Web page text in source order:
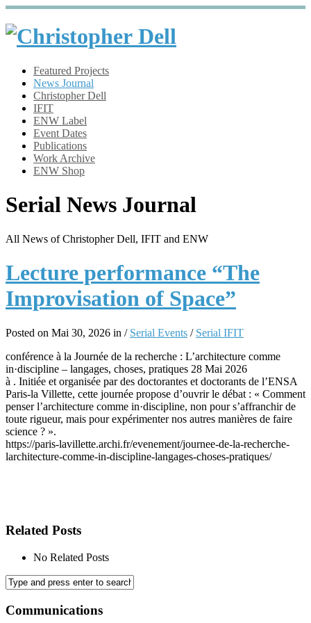
Featured Projects
News Journal
Christopher Dell
IFIT
ENW Label
Event Dates
Publications
Work Archive
ENW Shop
Serial News Journal
All News of Christopher Dell, IFIT and ENW
Lecture performance “The
Improvisation of Space”
Posted on Mai 30, 2026 in / Serial Events / Serial IFIT
conférence à la Journée de la recherche : L’architecture comme
in·discipline – langages, choses, pratiques 28 Mai 2026
à . Initiée et organisée par des doctorantes et doctorants de l’ENSA
Paris-la Villette, cette journée propose d’ouvrir le débat : « Comment
penser l’architecture comme in·discipline, non pour s’affranchir de
toute rigueur, mais pour expérimenter nos autres manières de faire
science ? ».
https://paris-lavillette.archi.fr/evenement/journee-de-la-recherche-
larchitecture-comme-in-discipline-langages-choses-pratiques/
Related Posts
No Related Posts
Communications